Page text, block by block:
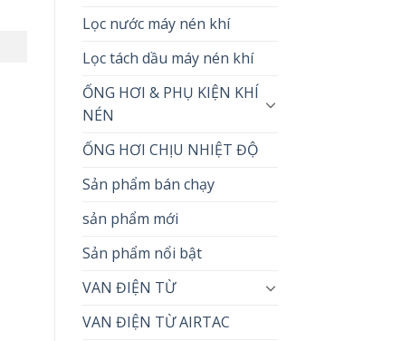
Lọc nước máy nén khí
Lọc tách dầu máy nén khí
ỐNG HƠI & PHỤ KIỆN KHÍ
NÉN
ỐNG HƠI CHỊU NHIỆT ĐỘ
Sản phẩm bán chạy
sản phẩm mới
Sản phẩm nổi bật
VAN ĐIỆN TỪ
VAN ĐIỆN TỪ AIRTAC